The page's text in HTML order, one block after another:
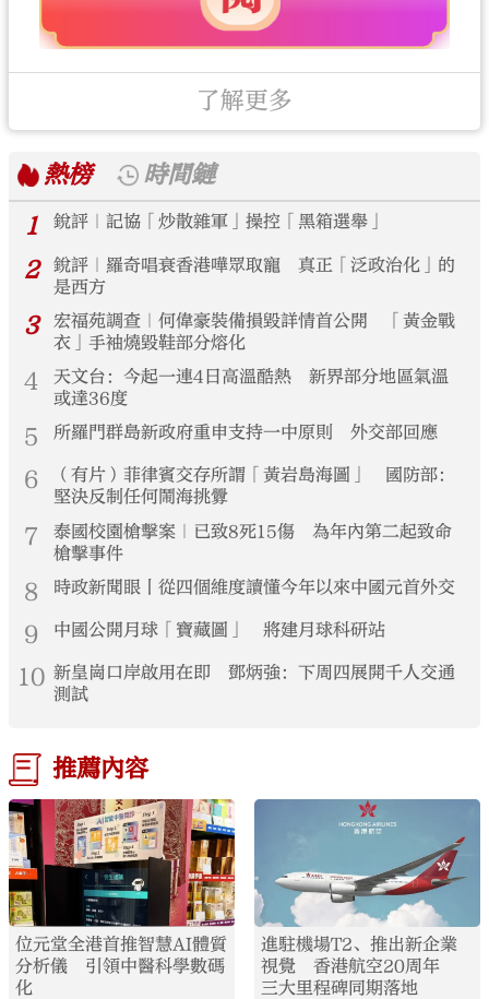
了解更多
熱榜
時間鏈
1
銳評｜記協「炒散雜軍」操控「黑箱選舉」
2
銳評｜羅奇唱衰香港嘩眾取寵 真正「泛政治化」的
是西方
3
宏福苑調查｜何偉豪裝備損毀詳情首公開 「黃金戰
衣」手袖燒毀鞋部分熔化
4
天文台：今起一連4日高溫酷熱 新界部分地區氣溫
或達36度
5 所羅門群島新政府重申支持一中原則 外交部回應
6
（有片）菲律賓交存所謂「黃岩島海圖」 國防部：
堅決反制任何鬧海挑釁
7
泰國校園槍擊案｜已致8死15傷 為年內第二起致命
槍擊事件
8 時政新聞眼丨從四個維度讀懂今年以來中國元首外交
9 中國公開月球「寶藏圖」 將建月球科研站
10 新皇崗口岸啟用在即 鄧炳強：下周四展開千人交通
測試
推薦內容
位元堂全港首推智慧AI體質
分析儀 引領中醫科學數碼
化
進駐機場T2、推出新企業
視覺 香港航空20周年
三大里程碑同期落地